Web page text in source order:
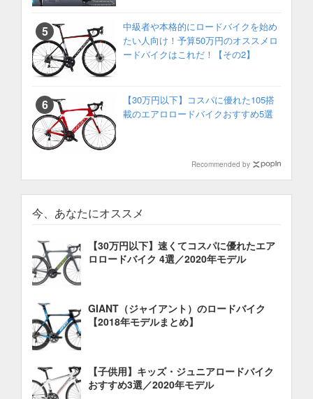
中級者や本格的にロードバイクを始め
たい人向け！予算50万円のオススメロ
ードバイクはこれだ！【その2】
【30万円以下】コスパに優れた105搭
載のエアロロードバイクおすすめ5選
Recommended by
今、あなたにオススメ
【30万円以下】速くてコスパに優れたエア
ロロードバイク 4選／2020年モデル
GIANT（ジャイアント）のロードバイク
【2018年モデルまとめ】
【子供用】キッズ・ジュニアロードバイク
おすすめ3選／2020年モデル